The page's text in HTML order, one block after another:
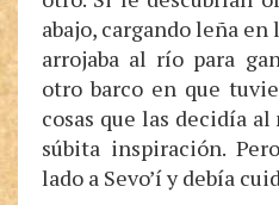
abajo, cargando leña
arrojaba al río para
otro barco en que
cosas que las decidía
súbita inspiración.
lado a Sevo’í y debía